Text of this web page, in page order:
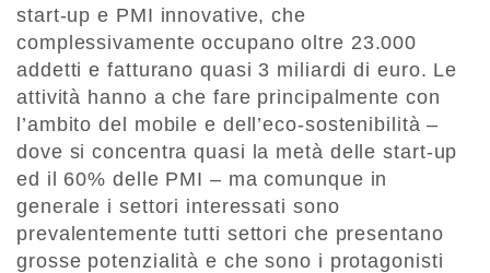
start-up e PMI innovative, che
complessivamente occupano oltre 23.000
addetti e fatturano quasi 3 miliardi di euro. Le
attività hanno a che fare principalmente con
l’ambito del mobile e dell’eco-sostenibilità –
dove si concentra quasi la metà delle start-up
ed il 60% delle PMI – ma comunque in
generale i settori interessati sono
prevalentemente tutti settori che presentano
grosse potenzialità e che sono i protagonisti